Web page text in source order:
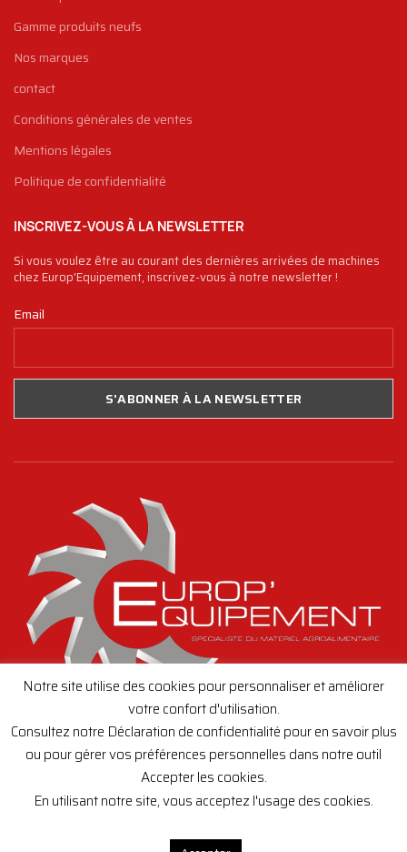
Gamme produits neufs
Nos marques
contact
Conditions générales de ventes
Mentions légales
Politique de confidentialité
INSCRIVEZ-VOUS À LA NEWSLETTER
Si vous voulez être au courant des dernières arrivées de machines
chez Europ'Equipement, inscrivez-vous à notre newsletter !
Email
Creation de site internet,toutenimage.fr
Notre site utilise des cookies pour personnaliser et améliorer
votre confort d'utilisation.
Consultez notre Déclaration de confidentialité pour en savoir plus
ou pour gérer vos préférences personnelles dans notre outil
Accepter les cookies.
En utilisant notre site, vous acceptez l'usage des cookies.